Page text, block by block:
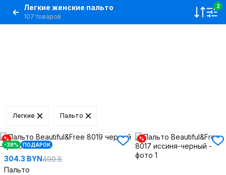
Легкие женские пальто
107 товаров
2
Легкие Пальто
%
-38%
ПОДАРОК
304.3 BYN490.8
Пальто
%